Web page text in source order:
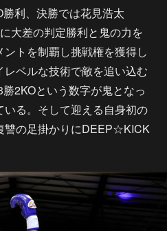
利、決勝では花見浩太
大差の判定勝利と鬼の力を
トを制覇し挑戦権を獲得し
ベルな技術で敵を追い込む
2KOという数字が鬼となっ
る。そして迎える自身初の
讐の足掛かりにDEEP☆KICK